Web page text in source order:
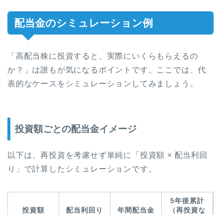
配当金のシミュレーション例
「高配当株に投資すると、実際にいくらもらえるの
か？」は誰もが気になるポイントです。ここでは、代
表的なケースをシミュレーションしてみましょう。
投資額ごとの配当金イメージ
以下は、再投資を考慮せず単純に「投資額 × 配当利回
り」で計算したシミュレーションです。
投資額 配当利回り 年間配当金
5年後累計
（再投資な